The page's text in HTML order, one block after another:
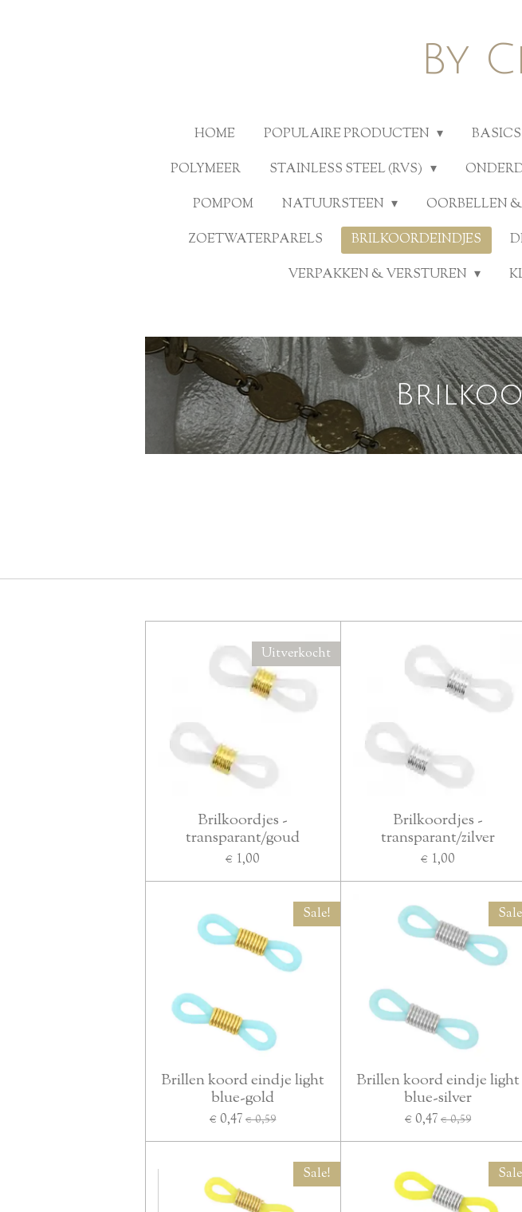
By
HOME POPULAIRE PRODUCTEN BASICS
POLYMEER
STAINLESS STEEL (RVS)
POMPOM
NATUURSTEEN OORBELLEN
ZOETWATERPARELS
BRILKOORDEINDJES
VERPAKKEN & VERSTUREN
Uitverkocht
Brilkoordjes -
transparant/goud
€ 1,00
Brilkoordjes -
transparant/zilver
€ 1,00
Sale!
Brillen koord eindje light
blue-gold
€ 0,47 € 0,59
Brillen koord eindje light
blue-silver
€ 0,47 € 0,59
Sale!